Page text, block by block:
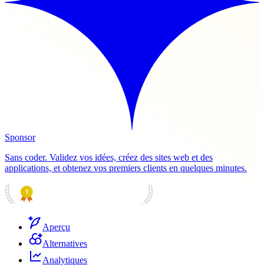
Sponsor
Sans coder. Validez vos idées, créez des sites web et des
applications, et obtenez vos premiers clients en quelques minutes.
Aperçu
Alternatives
Analytiques